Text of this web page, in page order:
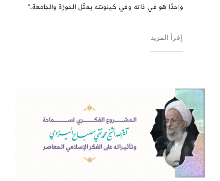
واحدًا هو في ذاته وفي كينونته يمثّل الحوزة والجامعة."
إقرأ المزيد